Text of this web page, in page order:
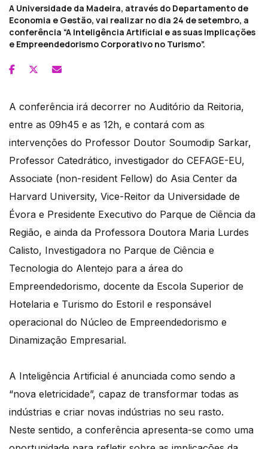
A Universidade da Madeira, através do Departamento de
Economia e Gestão, vai realizar no dia 24 de setembro, a
conferência “A Inteligência Artificial e as suas Implicações
e Empreendedorismo Corporativo no Turismo”.
A conferência irá decorrer no Auditório da Reitoria,
entre as 09h45 e as 12h, e contará com as
intervenções do Professor Doutor Soumodip Sarkar,
Professor Catedrático, investigador do CEFAGE-EU,
Associate (non-resident Fellow) do Asia Center da
Harvard University, Vice-Reitor da Universidade de
Évora e Presidente Executivo do Parque de Ciência da
Região, e ainda da Professora Doutora Maria Lurdes
Calisto, Investigadora no Parque de Ciência e
Tecnologia do Alentejo para a área do
Empreendedorismo, docente da Escola Superior de
Hotelaria e Turismo do Estoril e responsável
operacional do Núcleo de Empreendedorismo e
Dinamização Empresarial.
A Inteligência Artificial é anunciada como sendo a
“nova eletricidade”, capaz de transformar todas as
indústrias e criar novas indústrias no seu rasto.
Neste sentido, a conferência apresenta-se como uma